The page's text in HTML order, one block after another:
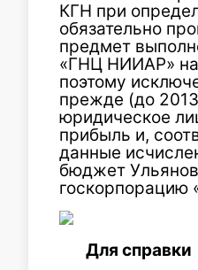
КГН при
обязательно
предмет
«ГНЦ НИИАР» на
поэтому
прежде (до 2013
юридическое
прибыль и,
данные
бюджет
госкорпорацию
Для справки